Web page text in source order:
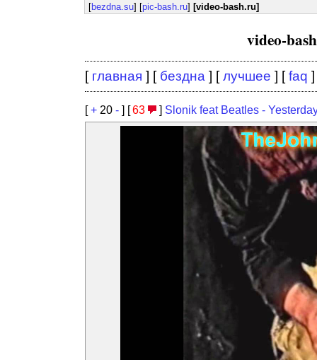
[bezdna.su] [pic-bash.ru] [video-bash.ru]
video-
[ главная ] [ бездна ] [лучшее ] [faq ]
[+ 20 - ] [63 ] Slonik feat Beatles -